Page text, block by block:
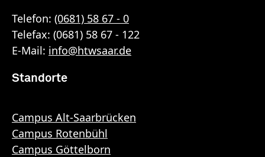
Telefon: (0681) 58 67 - 0
Telefax: (0681) 58 67 - 122
E-Mail: info@htwsaar.de
Standorte
Campus Alt-Saarbrücken
Campus Rotenbühl
Campus Göttelborn